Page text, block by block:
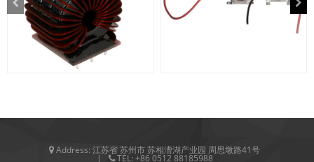
Address: 江苏省 苏州市 苏相漕湖产业园 周思墩路41号
TEL: +86 0512 88185988